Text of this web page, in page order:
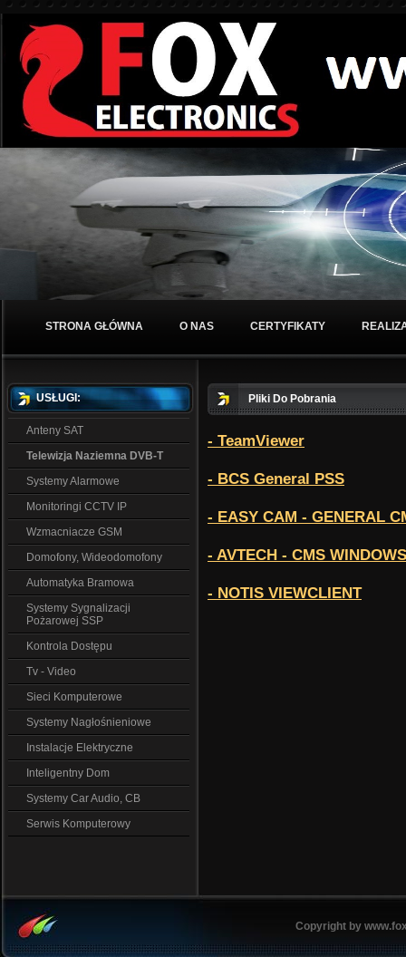
STRONA GŁÓWNA O NAS CERTYFIKATY
USŁUGI:
Anteny SAT
Telewizja Naziemna DVB-T
Systemy Alarmowe
Monitoringi CCTV IP
Wzmacniacze GSM
Domofony, Wideodomofony
Automatyka Bramowa
Systemy Sygnalizacji
Pożarowej SSP
Kontrola Dostępu
Tv - Video
Sieci Komputerowe
Systemy Nagłośnieniowe
Instalacje Elektryczne
Inteligentny Dom
Systemy Car Audio, CB
Serwis Komputerowy
Pliki Do Pobrania
- TeamViewer
- BCS General PSS
- EASY CAM - GENERAL
- AVTECH - CMS WINDOWS
- NOTIS VIEWCLIENT
Copyright by